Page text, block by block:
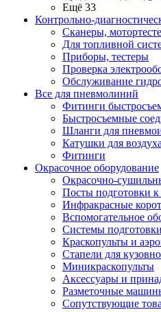
Ещё 33
Контрольно-
Сканеры,
Для топливной
Приборы, тестеры
Проверка
Обслуживание
Все для пневмолиний
Фитинги
Быстросъемные
Шланги для
Катушки для воздуха
Фитинги
Окрасочное оборудование
Окрасочно-
Посты подготовки к
Инфракрасные
Вспомогательное
Системы
Краскопульты и
Стапели для
Миникраскопульты
Аксессуары и
Разметочные
Сопутствующие